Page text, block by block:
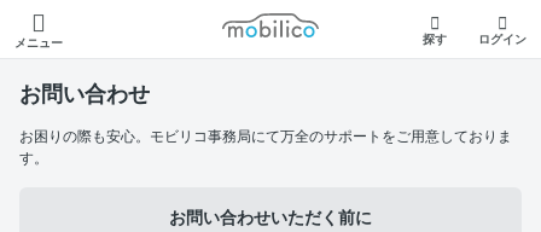
メニュー
モビリコ
探す ログイン
お問い合わせ
お困りの際も安心。モビリコ事務局にて万全のサポートをご用意しておりま
す。
お問い合わせいただく前に